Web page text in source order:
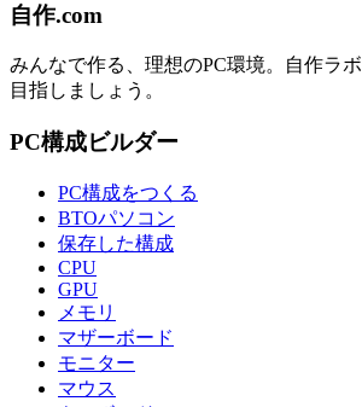
自作.com
みんなで作る、理想のPC環境。 自作ラボ
目指しましょう。
PC構成ビルダー
PC構成をつくる
BTOパソコン
保存した構成
CPU
GPU
メモリ
マザーボード
モニター
マウス